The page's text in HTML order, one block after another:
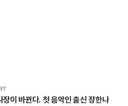
장이 바뀐다. 첫 음악인 출신 장한나